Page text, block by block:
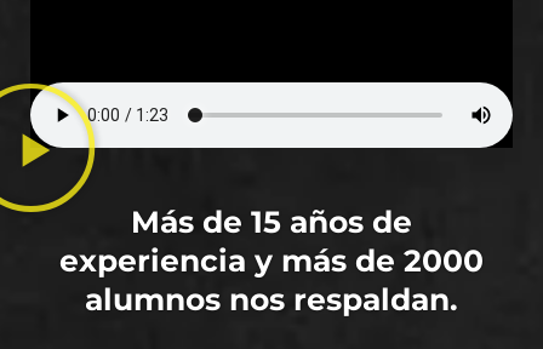
Más de 15 años de
experiencia y más de 2000
alumnos nos respaldan.